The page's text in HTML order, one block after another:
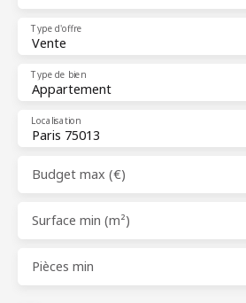
Vente
Type d'offre
Appartement
Type de bien
Paris 75013
Localisation
Budget max (€)
Surface min (m²)
Pièces min